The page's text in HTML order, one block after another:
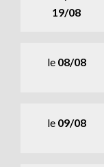
19/08
le 08/08
le 09/08